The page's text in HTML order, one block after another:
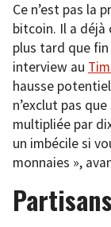
Ce n’est pas la
bitcoin. Il a déjà
plus tard que
interview au
hausse
n’exclut pas
multipliée par
un imbécile si
monnaies »,